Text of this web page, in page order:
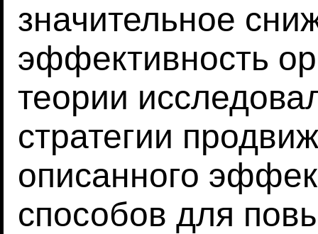
значительное
эффективность
теории
стратегии
описанного
способов для